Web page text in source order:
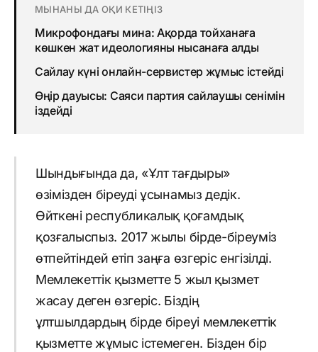
МЫНАНЫ ДА ОҚИ КЕТІҢІЗ
Микрофондағы мина: Ақорда тойханаға
көшкен жат идеологияны нысанаға алды
Сайлау күні онлайн-сервистер жұмыс істейді
Өңір дауысы: Саяси партия сайлаушы сенімін
іздейді
Шындығында да, «Ұлт тағдыры»
өзімізден біреуді ұсынамыз дедік.
Өйткені республикалық қоғамдық
қозғалыспыз. 2017 жылы бірде-біреуміз
өтпейтіндей етіп заңға өзгеріс енгізілді.
Мемлекеттік қызметте 5 жыл қызмет
жасау деген өзгеріс. Біздің
ұлтшылдардың бірде біреуі мемлекеттік
қызметте жұмыс істемеген. Бізден бір